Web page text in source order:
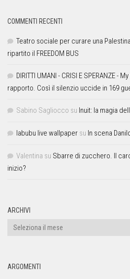
COMMENTI RECENTI
Teatro sociale per curare una
ripartito il FREEDOM BUS
DIRITTI UMANI - CRISI E SPERANZE -
rapporto. Così il silenzio uccide in 169
Sabino Sagliocco su Inuit: la magia
labubu live wallpaper su In scena
Valentina su Sbarre di zucchero. Il
inizio?
ARCHIVI
ARGOMENTI